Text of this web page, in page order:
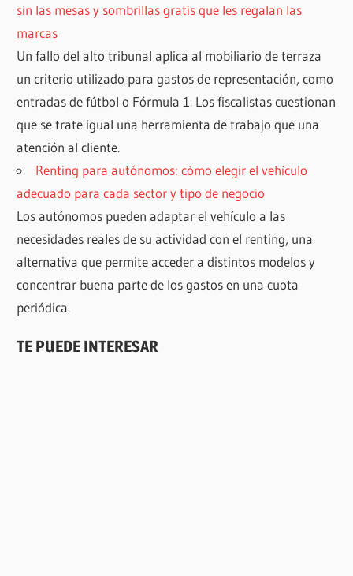
sin las mesas y sombrillas gratis que les regalan las
marcas
Un fallo del alto tribunal aplica al mobiliario de terraza
un criterio utilizado para gastos de representación, como
entradas de fútbol o Fórmula 1. Los fiscalistas cuestionan
que se trate igual una herramienta de trabajo que una
atención al cliente.
Renting para autónomos: cómo elegir el vehículo
adecuado para cada sector y tipo de negocio
Los autónomos pueden adaptar el vehículo a las
necesidades reales de su actividad con el renting, una
alternativa que permite acceder a distintos modelos y
concentrar buena parte de los gastos en una cuota
periódica.
TE PUEDE INTERESAR